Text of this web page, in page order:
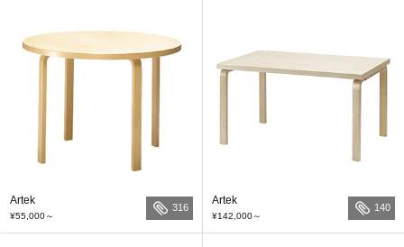
Artek
¥55,000～
316
Artek
¥142,000～
140